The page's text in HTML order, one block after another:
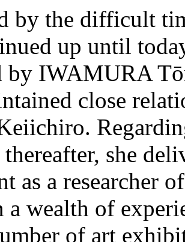
by the difficult
up until
by IWAMURA
close
thereafter, she
as a researcher
a wealth of
of art